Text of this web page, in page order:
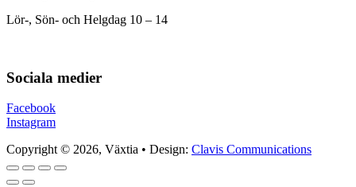
Lör-, Sön- och Helgdag 10 – 14
Sociala medier
Facebook
Instagram
Copyright © 2026, Växtia • Design: Clavis Communications